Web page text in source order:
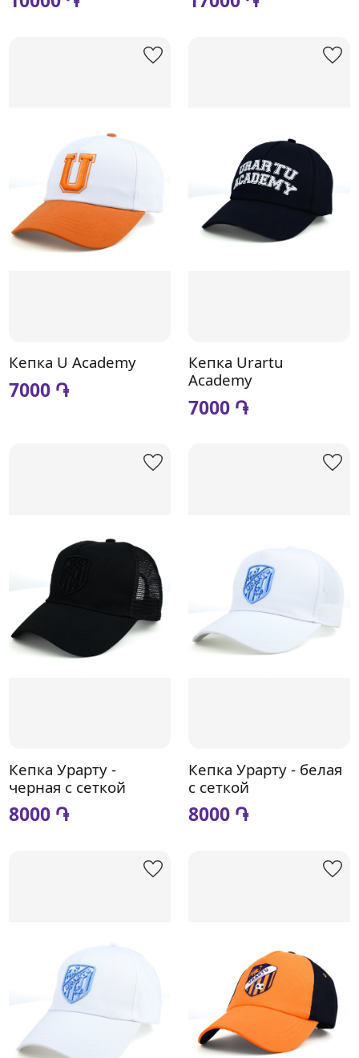
Кепка U Academy
7000 ֏
Кепка Urartu
Academy
7000 ֏
Кепка Урарту -
черная с сеткой
8000 ֏
Кепка Урарту - белая
с сеткой
8000 ֏